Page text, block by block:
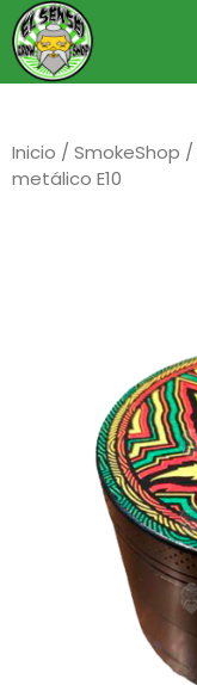
al
contenido
Inicio / SmokeShop /
metálico E10